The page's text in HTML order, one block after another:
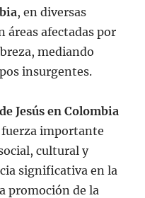
, en diversas
áreas afectadas por
mediando
insurgentes.
Jesús en Colombia
fuerza importante
cultural y
significativa en la
promoción de la